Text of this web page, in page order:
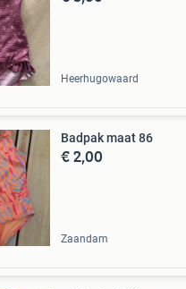
Heerhugowaard
Badpak maat 86
€ 2,00
Zaandam